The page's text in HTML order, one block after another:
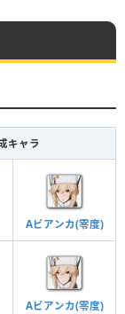
キャラ
Aビアンカ(零度)
Aビアンカ(零度)